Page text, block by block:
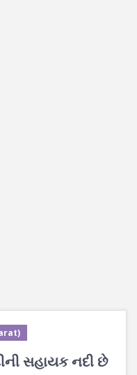
સહાયક નદી છે